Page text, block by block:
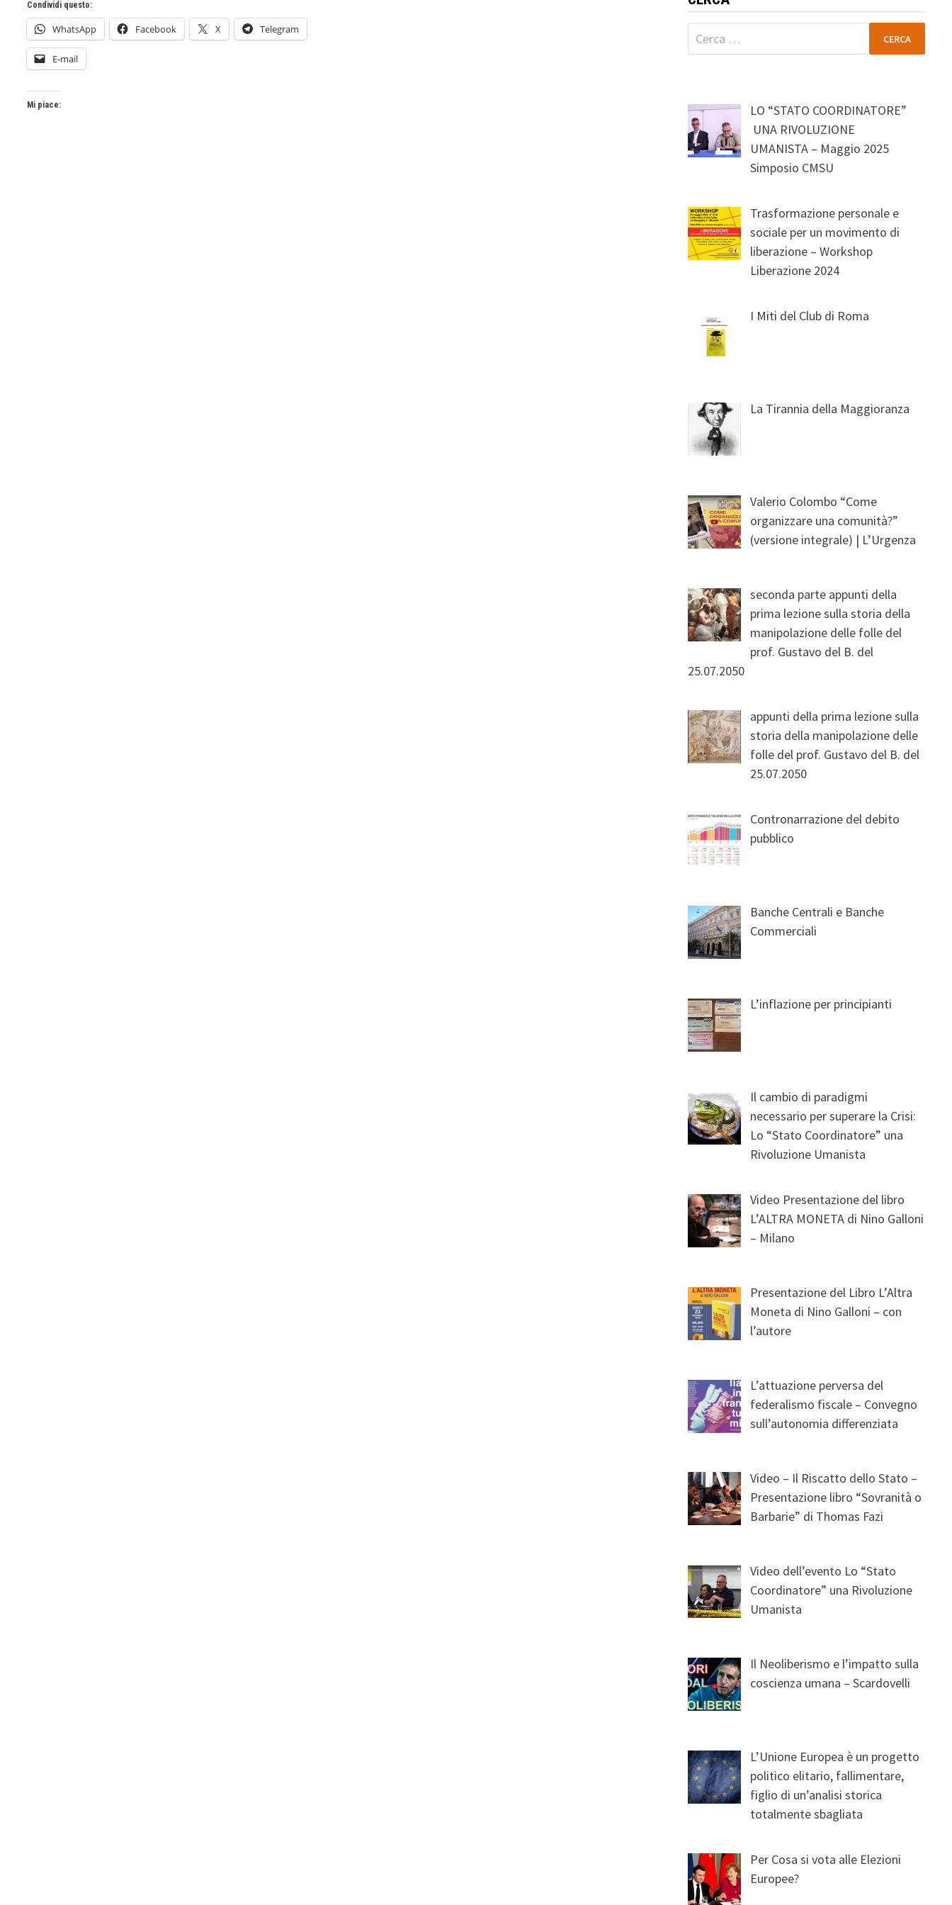
Condividi questo:
WhatsApp Facebook X Telegram
E-mail
Mi piace:
Ricerca
per:
LO “STATO COORDINATORE”
UNA RIVOLUZIONE
UMANISTA – Maggio 2025
Simposio CMSU
Trasformazione personale e
sociale per un movimento di
liberazione – Workshop
Liberazione 2024
I Miti del Club di Roma
La Tirannia della Maggioranza
Valerio Colombo “Come
organizzare una comunità?”
(versione integrale) | L’Urgenza
seconda parte appunti della
prima lezione sulla storia della
manipolazione delle folle del
prof. Gustavo del B. del
25.07.2050
appunti della prima lezione sulla
storia della manipolazione delle
folle del prof. Gustavo del B. del
25.07.2050
Contronarrazione del debito
pubblico
Banche Centrali e Banche
Commerciali
L’inflazione per principianti
Il cambio di paradigmi
necessario per superare la Crisi:
Lo “Stato Coordinatore” una
Rivoluzione Umanista
Video Presentazione del libro
L’ALTRA MONETA di Nino Galloni
– Milano
Presentazione del Libro L’Altra
Moneta di Nino Galloni – con
l’autore
L’attuazione perversa del
federalismo fiscale – Convegno
sull’autonomia differenziata
Video – Il Riscatto dello Stato –
Presentazione libro “Sovranità o
Barbarie” di Thomas Fazi
Video dell’evento Lo “Stato
Coordinatore” una Rivoluzione
Umanista
Il Neoliberismo e l’impatto sulla
coscienza umana – Scardovelli
L’Unione Europea è un progetto
politico elitario, fallimentare,
figlio di un’analisi storica
totalmente sbagliata
Per Cosa si vota alle Elezioni
Europee?